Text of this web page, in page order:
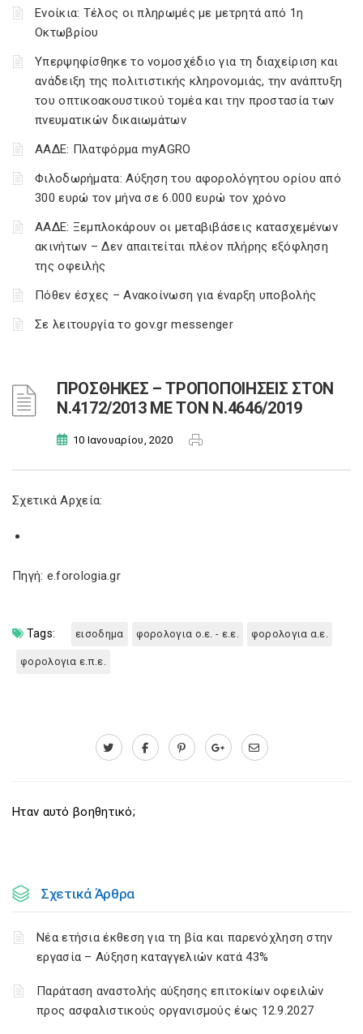
Ενοίκια: Τέλος οι πληρωμές με μετρητά από 1η
Οκτωβρίου
Υπερψηφίσθηκε το νομοσχέδιο για τη διαχείριση και
ανάδειξη της πολιτιστικής κληρονομιάς, την ανάπτυξη
του οπτικοακουστικού τομέα και την προστασία των
πνευματικών δικαιωμάτων
ΑΑΔΕ: Πλατφόρμα myAGRO
Φιλοδωρήματα: Αύξηση του αφορολόγητου ορίου από
300 ευρώ τον μήνα σε 6.000 ευρώ τον χρόνο
ΑΑΔΕ: Ξεμπλοκάρουν οι μεταβιβάσεις κατασχεμένων
ακινήτων – Δεν απαιτείται πλέον πλήρης εξόφληση
της οφειλής
Πόθεν έσχες – Ανακοίνωση για έναρξη υποβολής
Σε λειτουργία το gov.gr messenger
ΠΡΟΣΘΗΚΕΣ – ΤΡΟΠΟΠΟΙΗΣΕΙΣ ΣΤΟΝ
Ν.4172/2013 ΜΕ ΤΟΝ Ν.4646/2019
10 Ιανουαρίου, 2020
Σχετικά Αρχεία:
Πηγή: e.forologia.gr
Tags: εισοδημα φορολογια ο.ε. - ε.ε. φορολογια α.ε.
φορολογια ε.π.ε.
Ηταν αυτό βοηθητικό;
Σχετικά Άρθρα
Νέα ετήσια έκθεση για τη βία και παρενόχληση στην
εργασία – Αύξηση καταγγελιών κατά 43%
Παράταση αναστολής αύξησης επιτοκίων οφειλών
προς ασφαλιστικούς οργανισμούς έως 12.9.2027